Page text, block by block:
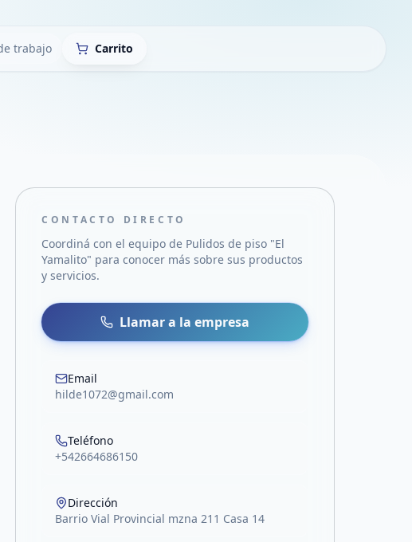
trabajo Carrito
empresa
por WhatsApp
por mail
en Facebook
CONTACTO DIRECTO
Coordiná con el equipo de Pulidos de piso "El
Yamalito" para conocer más sobre sus productos
y servicios.
Llamar a la empresa
Email
hilde1072@gmail.com
Teléfono
+542664686150
Dirección
Barrio Vial Provincial mzna 211 Casa 14